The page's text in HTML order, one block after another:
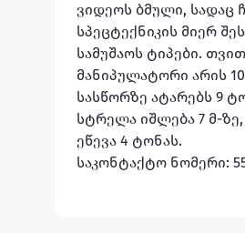
ვიდეოს ბმული, სადაც
სპეცტექნიკის მიერ
სამუშაოს ტიპები.
მანიპულატორი არის 10
სასწორზე ატარებს 9
სტრელა იშლება 7 მ-
ეწევა 4 ტონას. ﻿
საკონტაქტო ნომერი: